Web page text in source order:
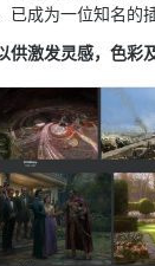
已成为一位知名的
供激发灵感，色彩